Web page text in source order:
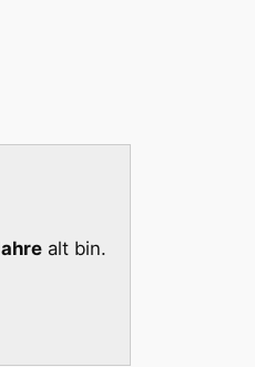
alt bin.